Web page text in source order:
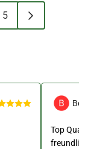
5
Top